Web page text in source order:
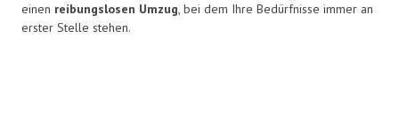
einen reibungslosen Umzug, bei dem Ihre Bedürfnisse immer an
erster Stelle stehen.